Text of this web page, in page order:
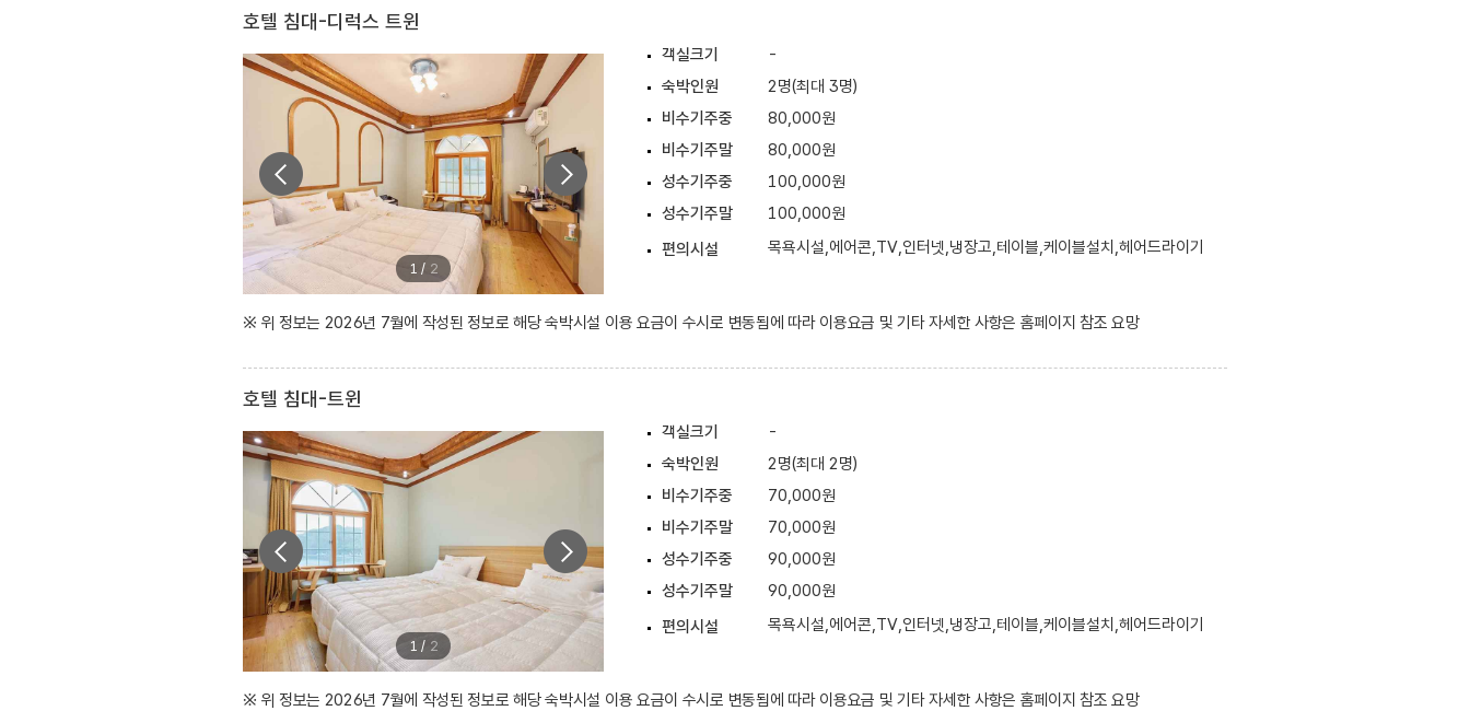
호텔 침대-디럭스 트윈
1 / 2
객실크기
-
숙박인원
2명(최대 3명)
비수기주중
80,000원
비수기주말
80,000원
성수기주중
100,000원
성수기주말
100,000원
편의시설
목욕시설,에어콘,TV,인터넷,냉장고,테이블,케이블설치,헤어드라이기
※ 위 정보는 2026년 7월에 작성된 정보로 해당 숙박시설 이용 요금이 수시로 변동됨에 따라 이용요금 및 기타 자세한 사항은 홈페이지 참조 요망
호텔 침대-트윈
1 / 2
객실크기
-
숙박인원
2명(최대 2명)
비수기주중
70,000원
비수기주말
70,000원
성수기주중
90,000원
성수기주말
90,000원
편의시설
목욕시설,에어콘,TV,인터넷,냉장고,테이블,케이블설치,헤어드라이기
※ 위 정보는 2026년 7월에 작성된 정보로 해당 숙박시설 이용 요금이 수시로 변동됨에 따라 이용요금 및 기타 자세한 사항은 홈페이지 참조 요망